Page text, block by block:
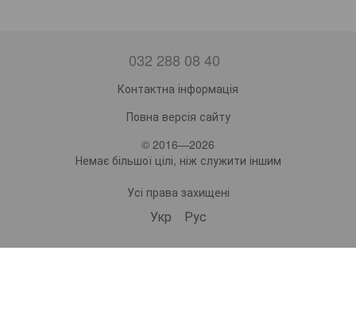
032 288 08 40
Контактна інформація
Повна версія сайту
© 2016—2026
Немає більшої цілі, ніж служити іншим
Усі права захищені
Укр Рус